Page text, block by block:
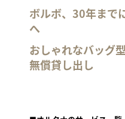
ボルボ、30年まで
へ
おしゃれなバッグ
無償貸し出し